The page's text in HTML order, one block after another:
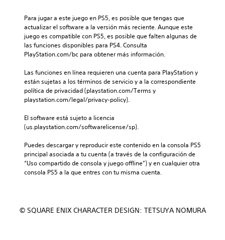
Para jugar a este juego en PS5, es posible que tengas que
actualizar el software a la versión más reciente. Aunque este
juego es compatible con PS5, es posible que falten algunas de
las funciones disponibles para PS4. Consulta
PlayStation.com/bc para obtener más información.
Las funciones en línea requieren una cuenta para PlayStation y
están sujetas a los términos de servicio y a la correspondiente
política de privacidad (playstation.com/Terms y
playstation.com/legal/privacy-policy).
El software está sujeto a licencia
(us.playstation.com/softwarelicense/sp).
Puedes descargar y reproducir este contenido en la consola PS5
principal asociada a tu cuenta (a través de la configuración de
“Uso compartido de consola y juego offline”) y en cualquier otra
consola PS5 a la que entres con tu misma cuenta.
© SQUARE ENIX CHARACTER DESIGN: TETSUYA NOMURA